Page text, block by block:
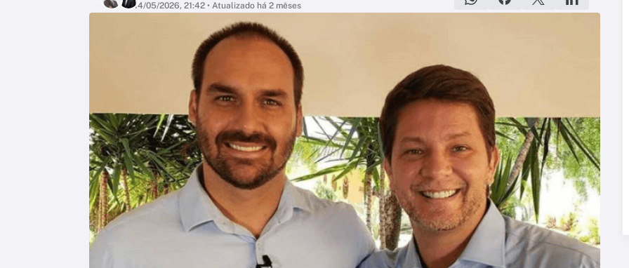
14/05/2026, 21:42 • Atualizado há 2 mêses